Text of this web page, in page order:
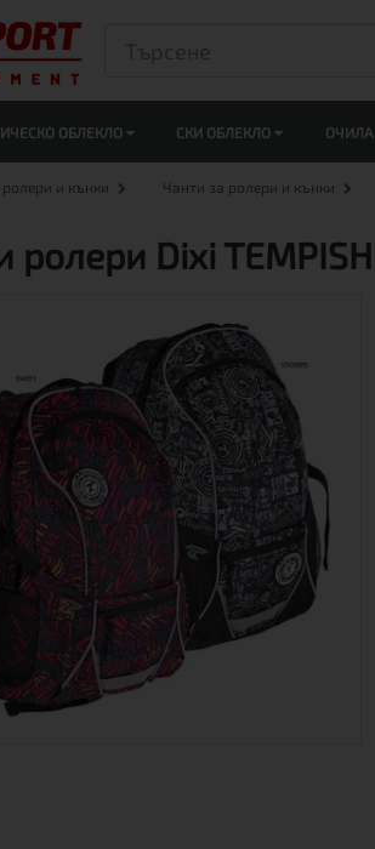
ОБЛЕКЛО СКИ ОБЛЕКЛО ОЧИЛА
и кънки Чанти за ролери и кънки
ролери Dixi TEMPISH